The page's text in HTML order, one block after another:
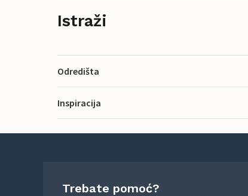
Istraži
Odredišta
Inspiracija
Trebate pomoć?